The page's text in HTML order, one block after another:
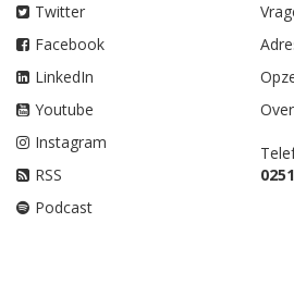
Twitter
Facebook
LinkedIn
Youtube
Instagram
RSS
Podcast